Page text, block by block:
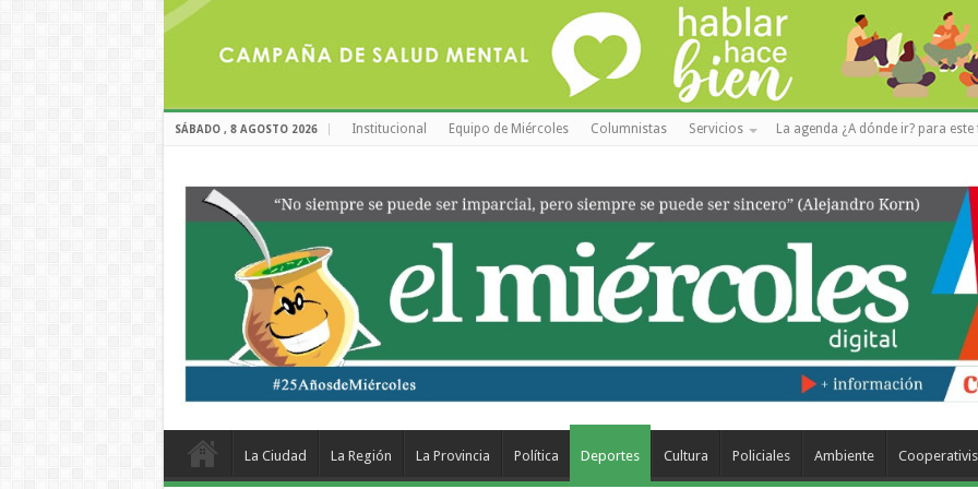
SÁBADO , 8 AGOSTO 2026 Institucional Equipo de Miércoles Columnistas Servicios La agenda ¿A dónde ir? para este
La Ciudad La Región La Provincia Política Deportes Cultura Policiales Ambiente